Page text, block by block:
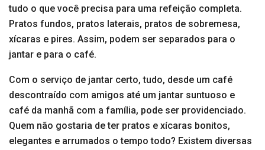
tudo o que você precisa para uma refeição completa.
Pratos fundos, pratos laterais, pratos de sobremesa,
xícaras e pires. Assim, podem ser separados para o
jantar e para o café.
Com o serviço de jantar certo, tudo, desde um café
descontraído com amigos até um jantar suntuoso e
café da manhã com a família, pode ser providenciado.
Quem não gostaria de ter pratos e xícaras bonitos,
elegantes e arrumados o tempo todo? Existem diversas